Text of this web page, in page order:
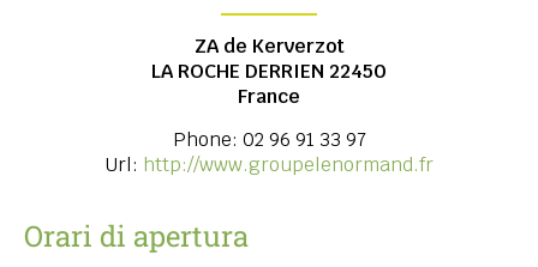
ZA de Kerverzot
LA ROCHE DERRIEN 22450
France
Phone: 02 96 91 33 97
Url: http://www.groupelenormand.fr
Orari di apertura